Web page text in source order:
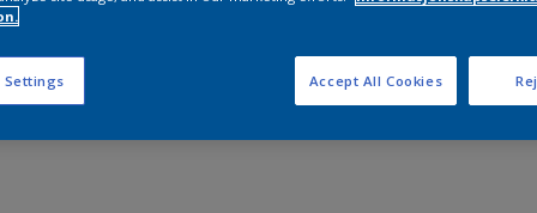
Settings Accept All Cookies